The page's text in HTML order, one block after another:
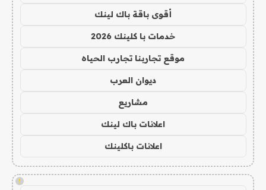
أقوى باقة باك لينك
خدمات با كلينك 2026
موقع تجاربنا تجارب الحياه
ديوان العرب
مشاريع
اعلانات باك لينك
اعلانات باكلينك
!